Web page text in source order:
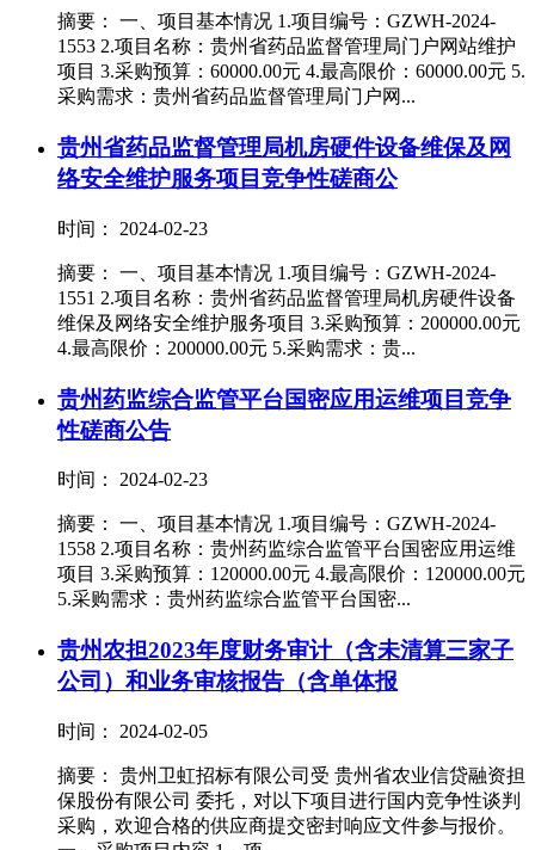
摘要： 一、项目基本情况 1.项目编号：GZWH-2024-
1553 2.项目名称：贵州省药品监督管理局门户网站维护
项目 3.采购预算：60000.00元 4.最高限价：60000.00元 5.
采购需求：贵州省药品监督管理局门户网...
贵州省药品监督管理局机房硬件设备维保及网
络安全维护服务项目竞争性磋商公
时间： 2024-02-23
摘要： 一、项目基本情况 1.项目编号：GZWH-2024-
1551 2.项目名称：贵州省药品监督管理局机房硬件设备
维保及网络安全维护服务项目 3.采购预算：200000.00元
4.最高限价：200000.00元 5.采购需求：贵...
贵州药监综合监管平台国密应用运维项目竞争
性磋商公告
时间： 2024-02-23
摘要： 一、项目基本情况 1.项目编号：GZWH-2024-
1558 2.项目名称：贵州药监综合监管平台国密应用运维
项目 3.采购预算：120000.00元 4.最高限价：120000.00元
5.采购需求：贵州药监综合监管平台国密...
贵州农担2023年度财务审计（含未清算三家子
公司）和业务审核报告（含单体报
时间： 2024-02-05
摘要： 贵州卫虹招标有限公司受 贵州省农业信贷融资担
保股份有限公司 委托，对以下项目进行国内竞争性谈判
采购，欢迎合格的供应商提交密封响应文件参与报价。